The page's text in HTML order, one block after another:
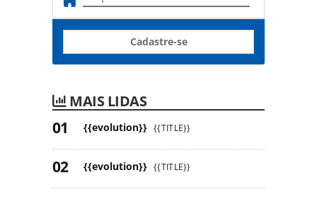
Cadastre-se
MAIS LIDAS
{{evolution}} {{TITLE}}
{{evolution}} {{TITLE}}